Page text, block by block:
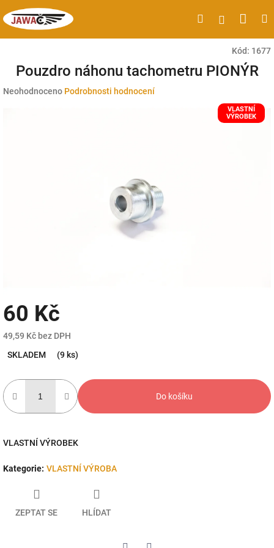
na
obsah
HledatPřihlášení
Kód: 1677
Pouzdro náhonu tachometru PIONÝR
Průměrné
Neohodnoceno Podrobnosti hodnocení
VLASTNÍ
VÝROBEK
60 Kč
49,59 Kč bez DPH
cena:
SKLADEM (9 ks)
Do košíku
VLASTNÍ VÝROBEK
Kategorie: VLASTNÍ VÝROBA
ZEPTAT SE HLÍDAT